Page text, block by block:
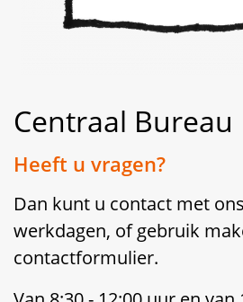
Centraal Bureau
Heeft u vragen?
Dan kunt u contact met
werkdagen, of gebruik
contactformulier.